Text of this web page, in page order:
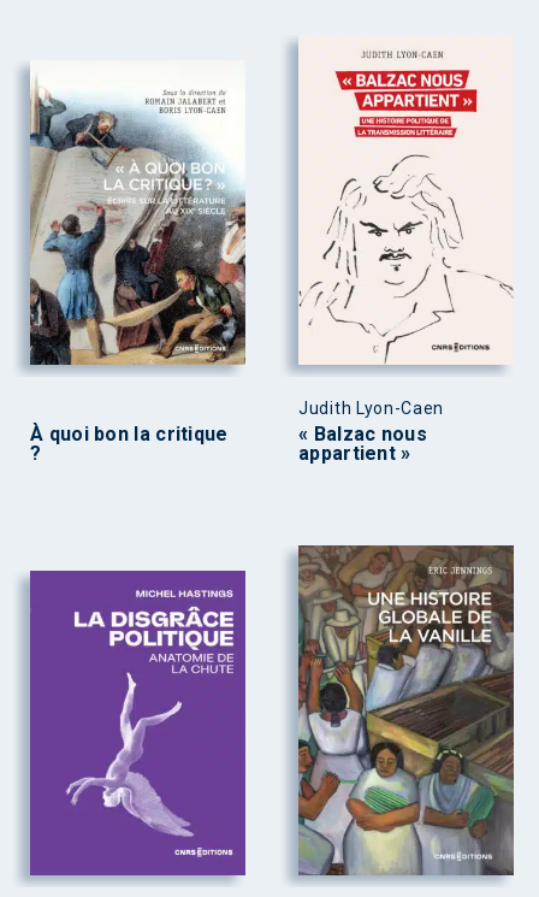
À quoi bon la critique
?
Judith Lyon-Caen
« Balzac nous
appartient »